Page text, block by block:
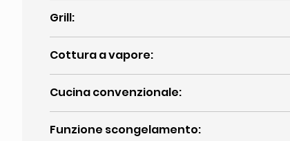
Grill:
Cottura a vapore:
Cucina convenzionale:
Funzione scongelamento: